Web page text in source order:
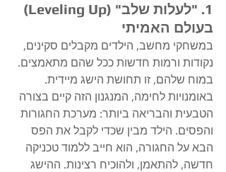
​1. "לעלות שלב" (Leveling Up)
בעולם האמיתי
​במשחקי מחשב, הילדים מקבלים סקינים,
נקודות ורמות חדשות ככל שהם מתאמצים.
במוח שלהם, זו תחושת הישג מיידית.
באומנויות לחימה, המנגנון הזה קיים בצורה
הטבעית והבריאה ביותר: מערכת החגורות
והפסים. הילד מבין שכדי לקבל את הפס
הבא על החגורה, הוא חייב ללמוד טכניקה
חדשה, להתאמן, ולהוכיח רצינות. ההישג